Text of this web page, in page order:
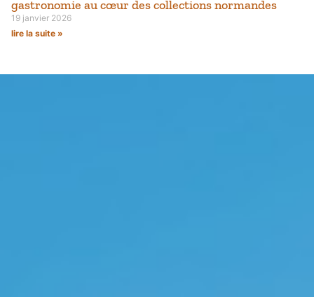
gastronomie au cœur des collections normandes
19 janvier 2026
lire la suite »